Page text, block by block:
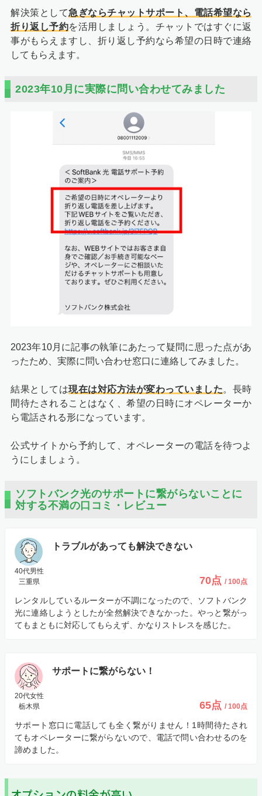
解決策として急ぎならチャットサポート、電話希望なら
折り返し予約を活用しましょう。チャットではすぐに返
事がもらえますし、折り返し予約なら希望の日時で連絡
してもらえます。
2023年10月に実際に問い合わせてみました
2023年10月に記事の執筆にあたって疑問に思った点があ
ったため、実際に問い合わせ窓口に連絡してみました。
結果としては現在は対応方法が変わっていました。長時
間待たされることはなく、希望の日時にオペレーターか
ら電話される形になっています。
公式サイトから予約して、オペレーターの電話を待つよ
うにしましょう。
ソフトバンク光のサポートに繋がらないことに
対する不満の口コミ・レビュー
トラブルがあっても解決できない
40代男性
三重県
70点 / 100点
レンタルしているルーターが不調になったので、ソフトバンク
光に連絡しようとしたが全然解決できなかった。やっと繋がっ
てもまともに対応してもらえず、かなりストレスを感じた。
サポートに繋がらない！
20代女性
栃木県
65点 / 100点
サポート窓口に電話しても全く繋がりません！1時間待たされ
てもオペレーターに繋がらないので、電話で問い合わせるのを
諦めました。